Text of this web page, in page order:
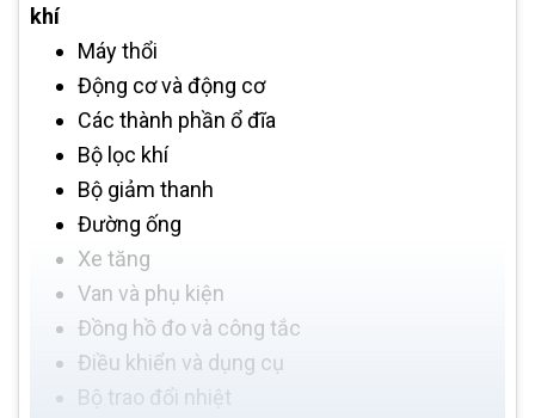
khí
Máy thổi
Động cơ và động cơ
Các thành phần ổ đĩa
Bộ lọc khí
Bộ giảm thanh
Đường ống
Xe tăng
Van và phụ kiện
Đồng hồ đo và công tắc
Điều khiển và dụng cụ
Bộ trao đổi nhiệt